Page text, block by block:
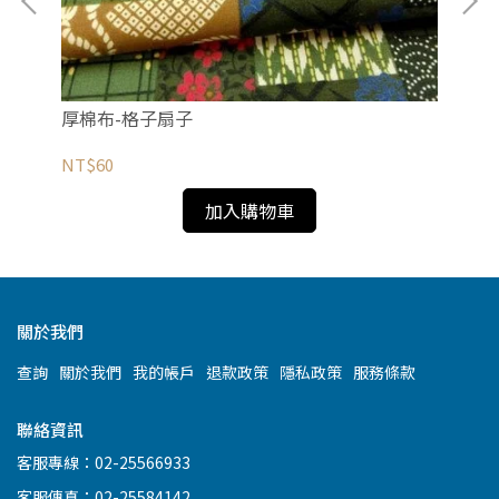
厚棉布-格子扇子
NT$60
加入購物車
關於我們
查詢 關於我們 我的帳戶 退款政策 隱私政策 服務條款
聯絡資訊
客服專線：02-25566933